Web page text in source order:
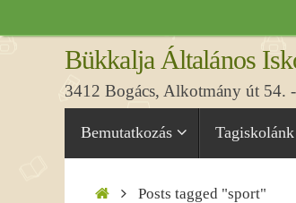
a
tartalomraBükkalja Általános
3412 Bogács, Alkotmány út 54.
Bemutatkozás Tagiskolánk
HomePosts tagged "sport"